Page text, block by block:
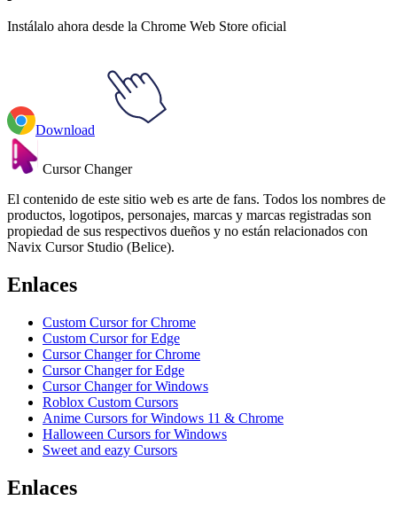
Instálalo ahora desde la Chrome Web Store oficial
Download
Cursor Changer
El contenido de este sitio web es arte de fans. Todos los nombres de
productos, logotipos, personajes, marcas y marcas registradas son
propiedad de sus respectivos dueños y no están relacionados con
Navix Cursor Studio (Belice).
Enlaces
Custom Cursor for Chrome
Custom Cursor for Edge
Cursor Changer for Chrome
Cursor Changer for Edge
Cursor Changer for Windows
Roblox Custom Cursors
Anime Cursors for Windows 11 & Chrome
Halloween Cursors for Windows
Sweet and eazy Cursors
Enlaces